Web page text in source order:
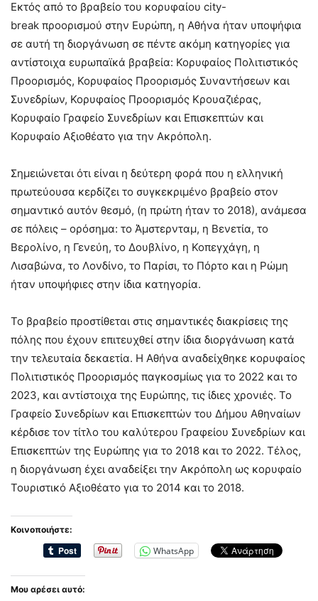
Εκτός από το βραβείο του κορυφαίου city-
break προορισμού στην Ευρώπη, η Αθήνα ήταν υποψήφια
σε αυτή τη διοργάνωση σε πέντε ακόμη κατηγορίες για
αντίστοιχα ευρωπαϊκά βραβεία: Κορυφαίος Πολιτιστικός
Προορισμός, Κορυφαίος Προορισμός Συναντήσεων και
Συνεδρίων, Κορυφαίος Προορισμός Κρουαζιέρας,
Κορυφαίο Γραφείο Συνεδρίων και Επισκεπτών και
Κορυφαίο Αξιοθέατο για την Ακρόπολη.
Σημειώνεται ότι είναι η δεύτερη φορά που η ελληνική
πρωτεύουσα κερδίζει το συγκεκριμένο βραβείο στον
σημαντικό αυτόν θεσμό, (η πρώτη ήταν το 2018), ανάμεσα
σε πόλεις – ορόσημα: το Άμστερνταμ, η Βενετία, το
Βερολίνο, η Γενεύη, το Δουβλίνο, η Κοπεγχάγη, η
Λισαβώνα, το Λονδίνο, το Παρίσι, το Πόρτο και η Ρώμη
ήταν υποψήφιες στην ίδια κατηγορία.
Το βραβείο προστίθεται στις σημαντικές διακρίσεις της
πόλης που έχουν επιτευχθεί στην ίδια διοργάνωση κατά
την τελευταία δεκαετία. Η Αθήνα αναδείχθηκε κορυφαίος
Πολιτιστικός Προορισμός παγκοσμίως για το 2022 και το
2023, και αντίστοιχα της Ευρώπης, τις ίδιες χρονιές. Το
Γραφείο Συνεδρίων και Επισκεπτών του Δήμου Αθηναίων
κέρδισε τον τίτλο του καλύτερου Γραφείου Συνεδρίων και
Επισκεπτών της Ευρώπης για το 2018 και το 2022. Τέλος,
η διοργάνωση έχει αναδείξει την Ακρόπολη ως κορυφαίο
Τουριστικό Αξιοθέατο για το 2014 και το 2018.
Κοινοποιήστε:
WhatsApp
Μου αρέσει αυτό: